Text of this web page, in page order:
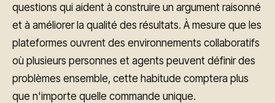
questions qui aident à construire un argument raisonné
et à améliorer la qualité des résultats. À mesure que les
plateformes ouvrent des environnements collaboratifs
où plusieurs personnes et agents peuvent définir des
problèmes ensemble, cette habitude comptera plus
que n'importe quelle commande unique.